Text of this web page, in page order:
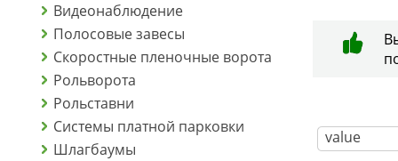
Видеонаблюдение
Полосовые завесы
Скоростные пленочные ворота
Рольворота
Рольставни
Системы платной парковки
Шлагбаумы